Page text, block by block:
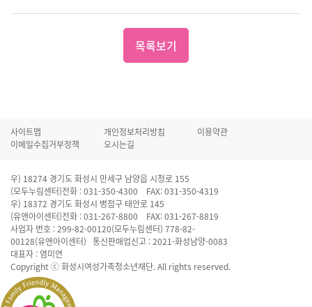
목록보기
사이트맵 개인정보처리방침
이용약관
이메일수집거부정책
오시는길
우) 18274 경기도 화성시 만세구 남양읍 시청로 155
(모두누림센터)전화 : 031-350-4300 FAX: 031-350-4319
우) 18372 경기도 화성시 병점구 태안로 145
(유앤아이센터)전화 : 031-267-8800 FAX: 031-267-8819
사업자 번호 : 299-82-00120(모두누림센터) 778-82-
00128(유앤아이센터) 통신판매업신고 : 2021-화성남양-0083
대표자 : 염미연
Copyright ⓒ 화성시여성가족청소년재단. All rights reserved.